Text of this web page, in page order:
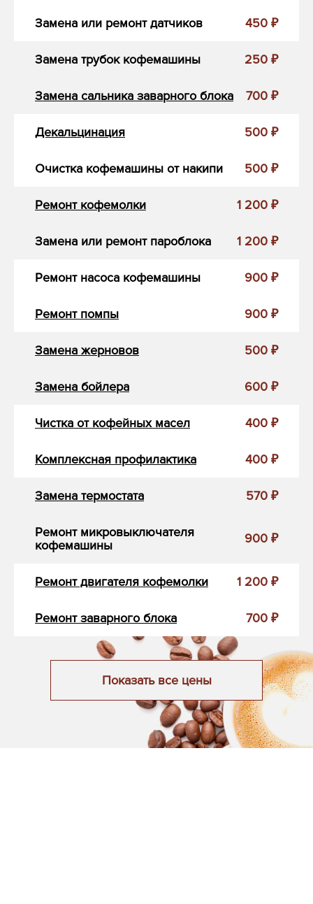
Замена или ремонт датчиков 450 ₽
Замена трубок кофемашины 250 ₽
Замена сальника заварного блока 700 ₽
Декальцинация 500 ₽
Очистка кофемашины от накипи 500 ₽
Ремонт кофемолки 1 200 ₽
Замена или ремонт пароблока 1 200 ₽
Ремонт насоса кофемашины 900 ₽
Ремонт помпы 900 ₽
Замена жерновов 500 ₽
Замена бойлера 600 ₽
Чистка от кофейных масел 400 ₽
Комплексная профилактика 400 ₽
Замена термостата 570 ₽
Ремонт микровыключателя
кофемашины
900 ₽
Ремонт двигателя кофемолки 1 200 ₽
Ремонт заварного блока 700 ₽
Показать все цены